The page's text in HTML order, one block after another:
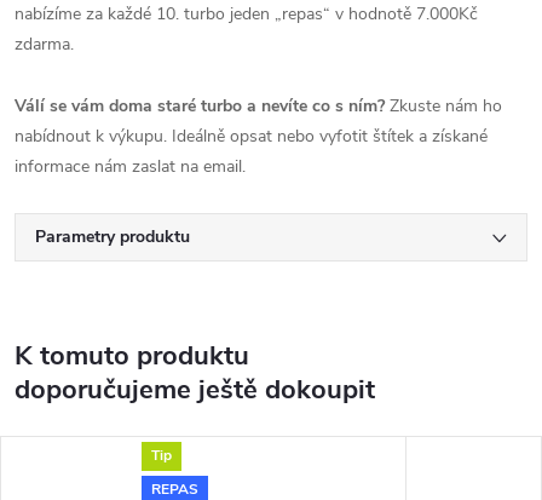
nabízíme za každé 10. turbo jeden „repas“ v hodnotě 7.000Kč
zdarma.
Válí se vám doma staré turbo a nevíte co s ním?Zkuste nám ho
nabídnout k výkupu. Ideálně opsat nebo vyfotit štítek a získané
informace nám zaslat na email.
Parametry produktu
K tomuto produktu
doporučujeme ještě dokoupit
Tip
REPAS